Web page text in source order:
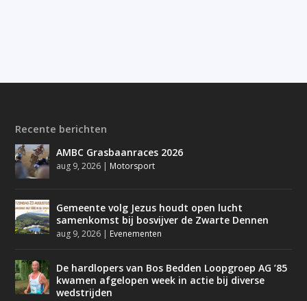
Recente berichten
AMBC Grasbaanraces 2026
aug 9, 2026 | Motorsport
Gemeente volg Jezus houdt open lucht
samenkomst bij bosvijver de Zwarte Dennen
aug 9, 2026 | Evenementen
De hardlopers van Bos Bedden Loopgroep AG ’85
kwamen afgelopen week in actie bij diverse
wedstrijden